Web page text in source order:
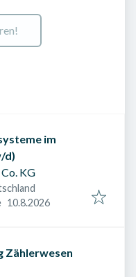
im
d)
KG
Veröffentlicht am
10.8.2026
Zählerwesen